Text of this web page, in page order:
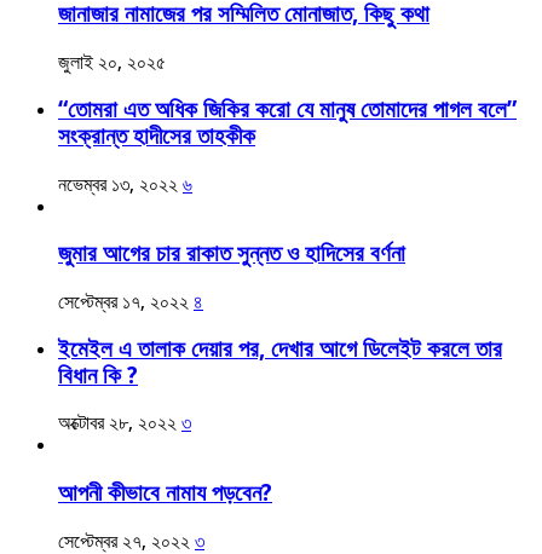
জানাজার নামাজের পর সম্মিলিত মোনাজাত, কিছু কথা
জুলাই ২০, ২০২৫
“তোমরা এত অধিক জিকির করো যে মানুষ তোমাদের পাগল বলে”
সংক্রান্ত হাদীসের তাহকীক
নভেম্বর ১৩, ২০২২ ৬
জুমার আগের চার রাকাত সুন্নত ও হাদিসের বর্ণনা
সেপ্টেম্বর ১৭, ২০২২ ৪
ইমেইল এ তালাক দেয়ার পর, দেখার আগে ডিলেইট করলে তার
বিধান কি ?
অক্টোবর ২৮, ২০২২ ৩
আপনী কীভাবে নামায পড়বেন?
সেপ্টেম্বর ২৭, ২০২২ ৩